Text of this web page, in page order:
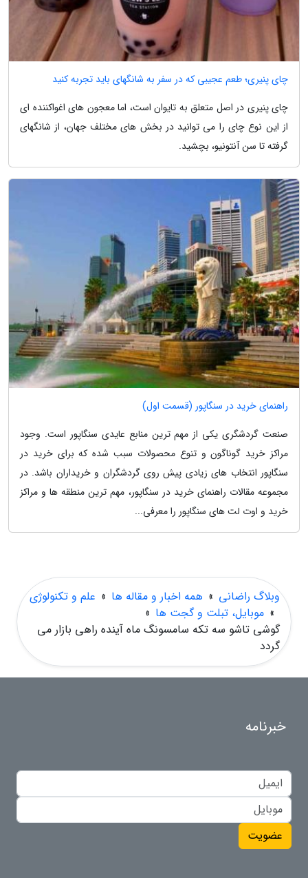
چای پنیری؛ طعم عجیبی که در سفر به شانگهای باید تجربه کنید
چای پنیری در اصل متعلق به تایوان است، اما معجون های اغواکننده ای
از این نوع چای را می توانید در بخش های مختلف جهان، از شانگهای
گرفته تا سن آنتونیو، بچشید.
راهنمای خرید در سنگاپور (قسمت اول)
صنعت گردشگری یکی از مهم ترین منابع عایدی سنگاپور است. وجود
مراکز خرید گوناگون و تنوع محصولات سبب شده که برای خرید در
سنگاپور انتخاب های زیادی پیش روی گردشگران و خریداران باشد. در
مجموعه مقالات راهنمای خرید در سنگاپور، مهم ترین منطقه ها و مراکز
خرید و اوت لت های سنگاپور را معرفی...
وبلاگ راضانی » همه اخبار و مقاله ها » علم و تکنولوژی
» موبایل، تبلت و گجت ها »
گوشی تاشو سه تکه سامسونگ ماه آینده راهی بازار می
گردد
خبرنامه
عضویت